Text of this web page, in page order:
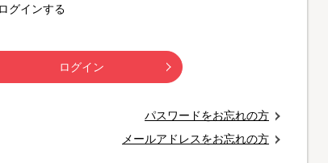
グインする
ログイン
パスワードをお忘れの方
メールアドレスをお忘れの方